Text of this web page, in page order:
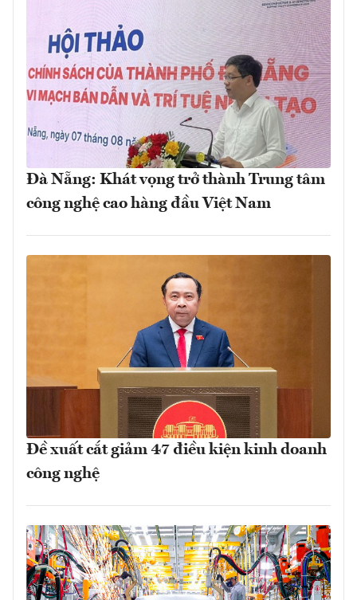
Đà Nẵng: Khát vọng trở thành Trung tâm
công nghệ cao hàng đầu Việt Nam
Đề xuất cắt giảm 47 điều kiện kinh doanh
công nghệ